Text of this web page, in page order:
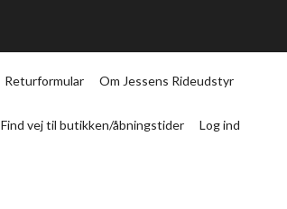
Returformular Om Jessens Rideudstyr
Find vej til butikken/åbningstider Log ind